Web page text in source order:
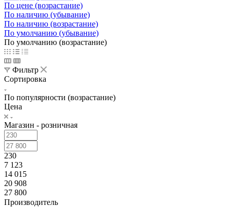
По цене (возрастание)
По наличию (убывание)
По наличию (возрастание)
По умолчанию (убывание)
По умолчанию (возрастание)
Фильтр
Сортировка
По популярности (возрастание)
Цена
Магазин - розничная
230
7 123
14 015
20 908
27 800
Производитель